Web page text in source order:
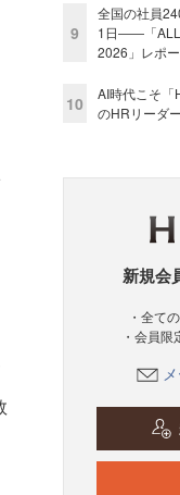
9
全国の社員
1日――「ALL
2026」レポー
10
AI時代こそ
のHRリーダ
新規会
・全て
・会員